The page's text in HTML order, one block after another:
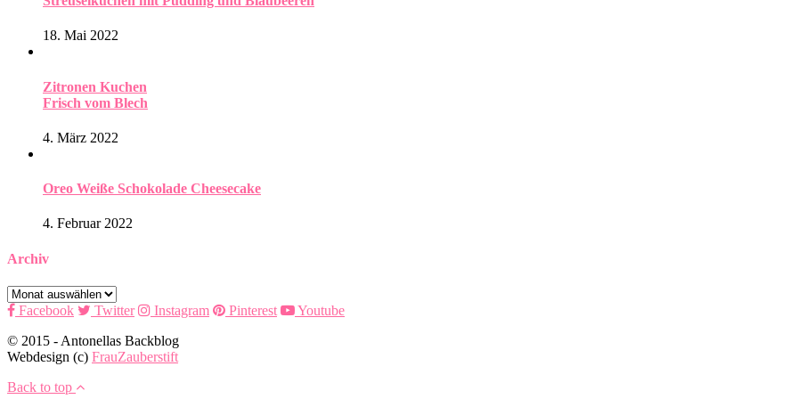
18. Mai 2022
Zitronen Kuchen
Frisch vom Blech
4. März 2022
Oreo Weiße Schokolade Cheesecake
4. Februar 2022
Archiv
Archiv
Facebook
Twitter Instagram Pinterest
Youtube
© 2015 - Antonellas Backblog
Webdesign (c) FrauZauberstift
Back to top